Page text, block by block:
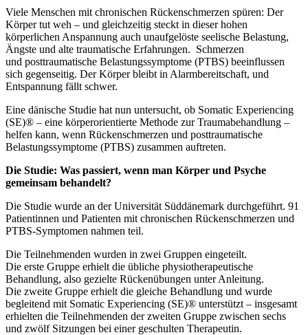
Viele Menschen mit chronischen Rückenschmerzen spüren: Der
Körper tut weh – und gleichzeitig steckt in dieser hohen
körperlichen Anspannung auch unaufgelöste seelische Belastung,
Ängste und alte traumatische Erfahrungen. Schmerzen
und posttraumatische Belastungssymptome (PTBS) beeinflussen
sich gegenseitig. Der Körper bleibt in Alarmbereitschaft, und
Entspannung fällt schwer.
Eine dänische Studie hat nun untersucht, ob Somatic Experiencing
(SE)® – eine körperorientierte Methode zur Traumabehandlung –
helfen kann, wenn Rückenschmerzen und posttraumatische
Belastungssymptome (PTBS) zusammen auftreten.
Die Studie: Was passiert, wenn man Körper und Psyche
gemeinsam behandelt?
Die Studie wurde an der Universität Süddänemark durchgeführt. 91
Patientinnen und Patienten mit chronischen Rückenschmerzen und
PTBS-Symptomen nahmen teil.
Die Teilnehmenden wurden in zwei Gruppen eingeteilt.
Die erste Gruppe erhielt die übliche physiotherapeutische
Behandlung, also gezielte Rückenübungen unter Anleitung.
Die zweite Gruppe erhielt die gleiche Behandlung und wurde
begleitend mit Somatic Experiencing (SE)® unterstützt – insgesamt
erhielten die Teilnehmenden der zweiten Gruppe zwischen sechs
und zwölf Sitzungen bei einer geschulten Therapeutin.